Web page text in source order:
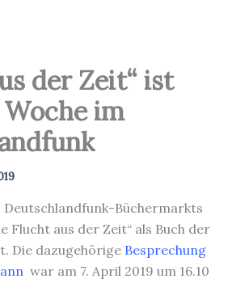
der Zeit“ ist
im
Deutschlandfunk-Büchermarkts
Flucht aus der Zeit“ als Buch der
Die dazugehörige Besprechung
war am 7. April 2019 um 16.10